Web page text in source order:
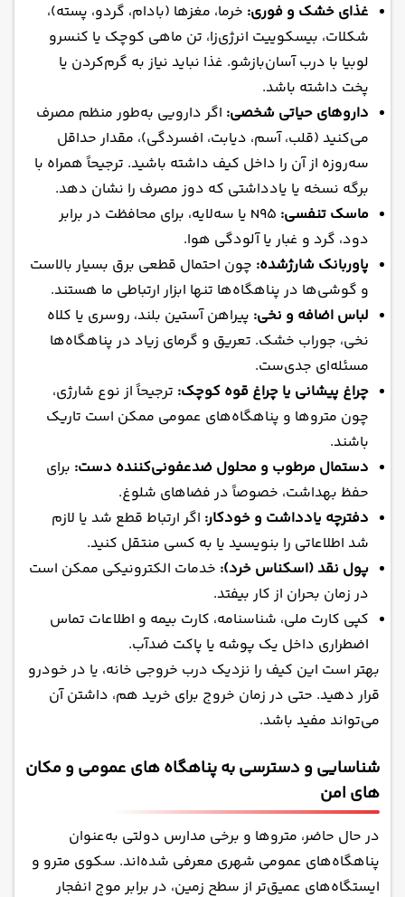
غذای خشک و فوری: خرما، مغزها (بادام، گردو، پسته)،
شکلات، بیسکوییت انرژی‌زا، تن ماهی کوچک یا کنسرو
لوبیا با درب آسان‌بازشو. غذا نباید نیاز به گرم‌کردن یا
پخت داشته باشد.
داروهای حیاتی شخصی: اگر دارویی به‌طور منظم مصرف
می‌کنید (قلب، آسم، دیابت، افسردگی)، مقدار حداقل
سه‌روزه از آن را داخل کیف داشته باشید. ترجیحاً همراه با
برگه نسخه یا یادداشتی که دوز مصرف را نشان دهد.
ماسک تنفسی:
N95 یا سه‌لایه، برای محافظت در برابر
دود، گرد و غبار یا آلودگی هوا.
پاوربانک شارژشده: چون احتمال قطعی برق بسیار بالاست
و گوشی‌ها در پناهگاه‌ها تنها ابزار ارتباطی ما هستند.
لباس اضافه و نخی: پیراهن آستین بلند، روسری یا کلاه
نخی، جوراب خشک. تعریق و گرمای زیاد در پناهگاه‌ها
مسئله‌ای جدی‌ست.
چراغ پیشانی یا چراغ قوه کوچک: ترجیحاً از نوع شارژی،
چون متروها و پناهگاه‌های عمومی ممکن است تاریک
باشند.
دستمال مرطوب و محلول ضدعفونی‌کننده دست: برای
حفظ بهداشت، خصوصاً در فضاهای شلوغ.
دفترچه یادداشت و خودکار: اگر ارتباط قطع شد یا لازم
شد اطلاعاتی را بنویسید یا به کسی منتقل کنید.
پول نقد (اسکناس خرد): خدمات الکترونیکی ممکن است
در زمان بحران از کار بیفتد.
کپی کارت ملی، شناسنامه، کارت بیمه و اطلاعات تماس
اضطراری داخل یک پوشه‌ یا پاکت ضدآب.
بهتر است این کیف را نزدیک درب خروجی خانه، یا در خودرو
قرار دهید. حتی در زمان خروج برای خرید هم، داشتن آن
می‌تواند مفید باشد.
شناسایی و دسترسی به پناهگاه های عمومی و مکان
های امن
در حال حاضر، متروها و برخی مدارس دولتی به‌عنوان
پناهگاه‌های عمومی شهری معرفی شده‌اند. سکوی مترو و
ایستگاه‌های عمیق‌تر از سطح زمین، در برابر موج انفجار